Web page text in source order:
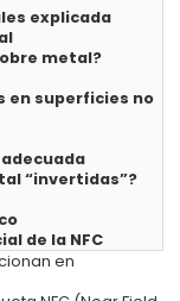
explicada
metal?
en superficies no
“invertidas”?
de la NFC
en